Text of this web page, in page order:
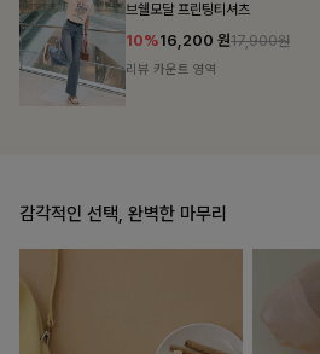
감각적인 선택, 완벽한 마무리